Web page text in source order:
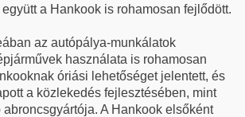
a Hankook is rohamosan fejlődött.
az autópálya-munkálatok
használata is rohamosan
óriási lehetőséget jelentett, és
a közlekedés fejlesztésében, mint
A Hankook elsőként